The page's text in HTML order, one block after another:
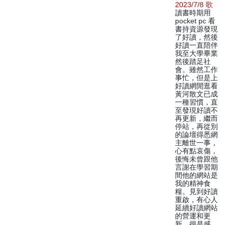
2023/7/8 歌
讀書時期用
pocket pc 看
書持資源發現
了好讀，然後
好讀一直陪伴
我至大學畢業
然後踏足社
會。雖然工作
事忙，但是上
好讀網閒逛看
黃河散文已成
一種習慣，直
至發現好讀不
再更新，繼而
停站，再從別
的論壇得悉網
主離世一事，
心有點哀傷，
後悔未曾跟他
言謝在學習期
間他的網站是
我的精神食
糧。見到好讀
重啟，有心人
延續好讀網站
的營運和更